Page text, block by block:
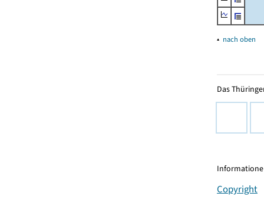
▴ nach oben
Das
Copyright